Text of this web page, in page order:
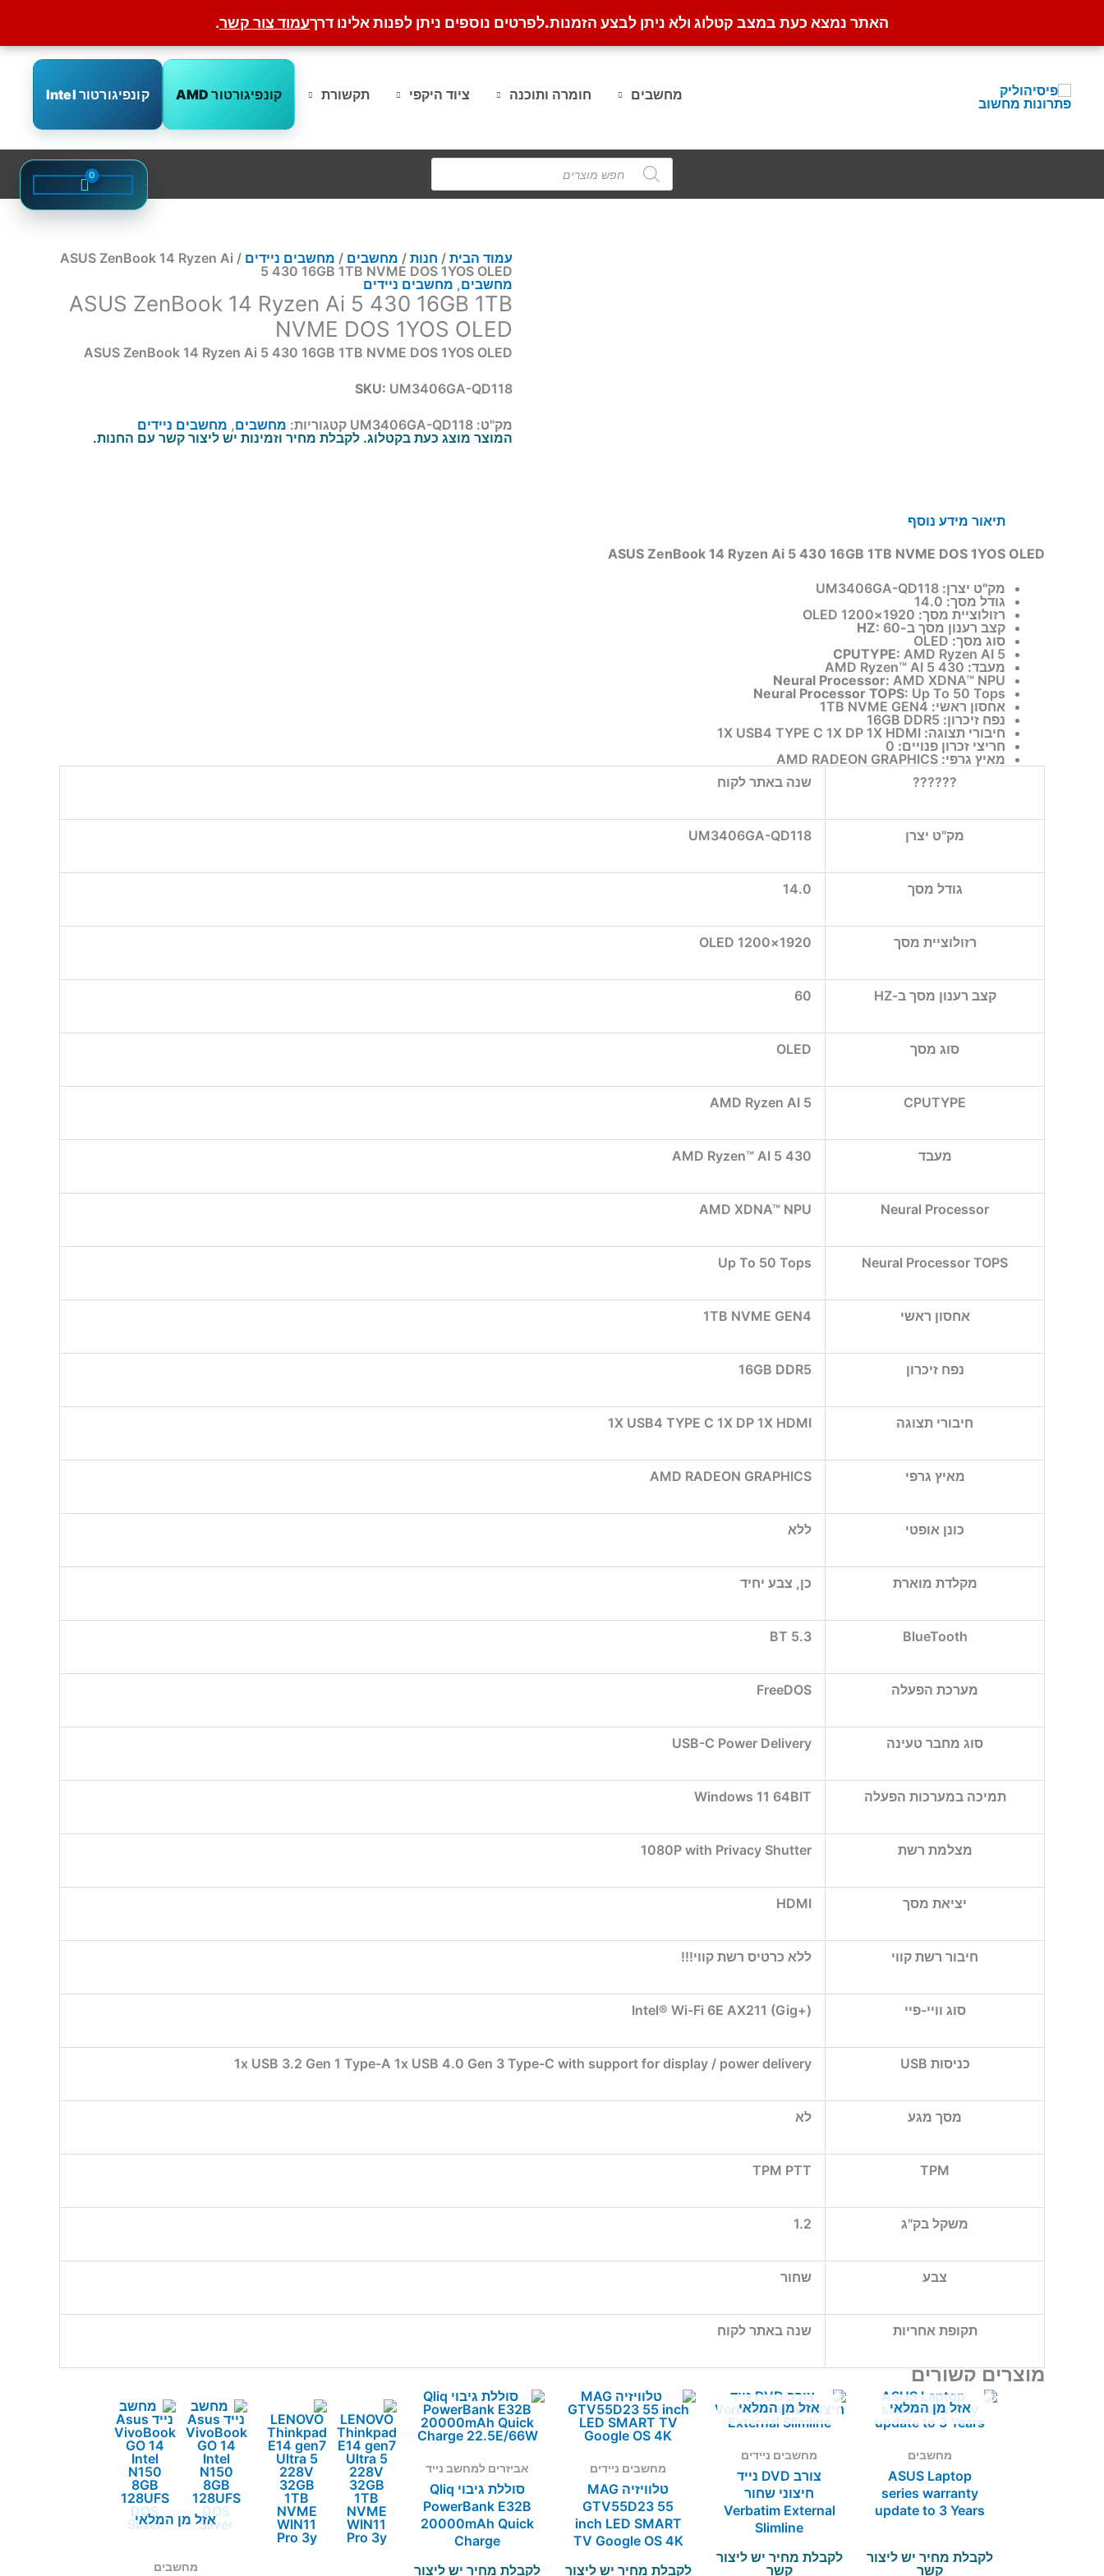
האתר נמצא כעת במצב קטלוג ולא ניתן לבצע הזמנות.לפרטים נוספים ניתן לפנות אלינו דרךעמוד צור קשר.
דילוג
מחשבים
חומרה ותוכנה ציוד היקפי תקשורת קונפיגורטור AMD קונפיגורטור Intel
Products
search
עמוד הבית / חנות / מחשבים / מחשבים ניידים
/ ASUS ZenBook 14 Ryzen Ai
5 430 16GB 1TB NVME DOS 1YOS OLED
מחשבים, מחשבים ניידים
ASUS ZenBook 14 Ryzen Ai 5 430 16GB 1TB
NVME DOS 1YOS OLED
ASUS ZenBook 14 Ryzen Ai 5 430 16GB 1TB NVME DOS 1YOS OLED
SKU: UM3406GA-QD118
מק"ט: UM3406GA-QD118 קטגוריות: מחשבים, מחשבים ניידים
המוצר מוצג כעת בקטלוג. לקבלת מחיר וזמינות יש ליצור קשר עם החנות.
תיאור מידע נוסף
ASUS ZenBook 14 Ryzen Ai 5 430 16GB 1TB NVME DOS 1YOS OLED
מק"ט יצרן:
גודל מסך:
רזולוציית מסך:
קצב רענון מסך ב-HZ:60
סוג מסך:OLED
CPUTYPE: AMD Ryzen AI 5
מעבד:
Neural Processor: AMD XDNA™ NPU
Neural Processor TOPS: Up To 50 Tops
אחסון ראשי:
נפח זיכרון:
חיבורי תצוגה:
חריצי זכרון פנויים:
מאיץ גרפי:
??????
שנה באתר לקוח
מק"ט יצרן UM3406GA-QD118
גודל מסך 14.0
רזולוציית מסך 1920×1200 OLED
קצב רענון מסך ב-HZ 60
סוג מסך OLED
CPUTYPE
AMD Ryzen AI 5
מעבד AMD Ryzen™ AI 5 430
Neural Processor
AMD XDNA™ NPU
Neural Processor TOPS
Up To 50 Tops
אחסון ראשי 1TB NVME GEN4
נפח זיכרון 16GB DDR5
חיבורי תצוגה 1X USB4 TYPE C 1X DP 1X HDMI
מאיץ גרפי AMD RADEON GRAPHICS
כונן אופטי ללא
מקלדת מוארת כן, צבע יחיד
BlueTooth
BT 5.3
מערכת הפעלה FreeDOS
סוג מחבר טעינה USB-C Power Delivery
תמיכה במערכות הפעלה Windows 11 64BIT
מצלמת רשת 1080P with Privacy Shutter
יציאת מסך HDMI
חיבור רשת קווי ללא כרטיס רשת קווי!!!
סוג וויי-פיי Intel® Wi-Fi 6E AX211 (Gig+)
כניסות USB 1x USB 3.2 Gen 1 Type-A 1x USB 4.0 Gen 3 Type-C with support for display / power delivery
מסך מגע לא
TPM
TPM PTT
משקל בק"ג 1.2
צבע שחור
תקופת אחריות שנה באתר לקוח
מוצרים קשורים
אזל מן המלאי
מחשבים
ASUS Laptop
series warranty
update to 3 Years
לקבלת מחיר יש ליצור
קשר
אזל מן המלאי
מחשבים ניידים
צורב DVD נייד
חיצוני שחור
Verbatim External
Slimline
לקבלת מחיר יש ליצור
קשר
מחשבים ניידים
טלוויזיה MAG
GTV55D23 55
inch LED SMART
TV Google OS 4K
לקבלת מחיר יש ליצור
אביזרים למחשב נייד
סוללת גיבוי Qliq
PowerBank E32B
20000mAh Quick
Charge
לקבלת מחיר יש ליצור
אזל מן המלאי
מחשבים